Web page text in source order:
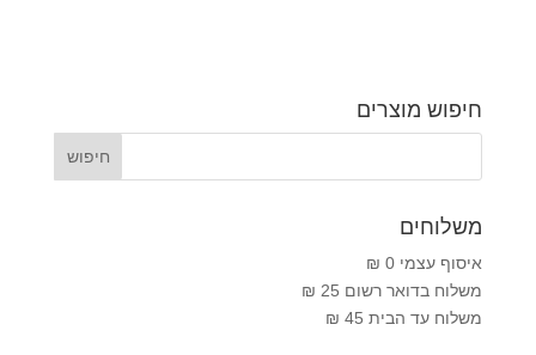
חיפוש מוצרים
משלוחים
איסוף עצמי 0 ₪
משלוח בדואר רשום 25 ₪
משלוח עד הבית 45 ₪